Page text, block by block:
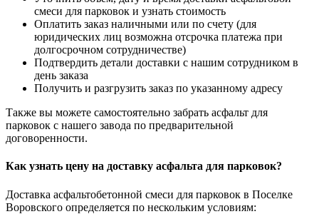
смеси для парковок и узнать стоимость
Оплатить заказ наличными или по счету (для
юридических лиц возможна отсрочка платежа при
долгосрочном сотрудничестве)
Подтвердить детали доставки с нашим сотрудником в
день заказа
Получить и разгрузить заказ по указанному адресу
Также вы можете самостоятельно забрать асфальт для
парковок с нашего завода по предварительной
договоренности.
Как узнать цену на доставку асфальта для парковок?
Доставка асфальтобетонной смеси для парковок в Поселке
Воровского определяется по нескольким условиям: